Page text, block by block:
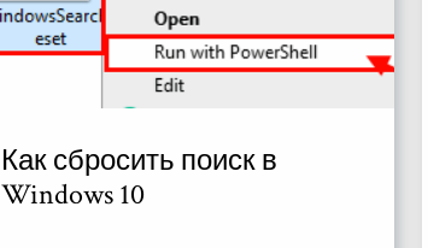
Как сбросить поиск в
Windows 10